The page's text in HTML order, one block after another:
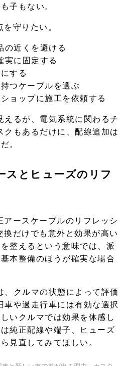
子もない。
守りたい。
の近くを避ける
実に固定する
する
つケーブルを選ぶ
ョップに施工を依頼する
えるが、電気系統に関わるチ
クもあるだけに、配線追加は
。
とヒューズのリフ
アースケーブルのリフレッシ
換だけでも意外と効果が高い
整えるという意味では、派
本整備のほうが確実な場合
、クルマの状態によって評価
車や過走行車には有効な選択
いクルマでは効果を体感し
純正配線や端子、ヒューズ
見直してみてほしい。